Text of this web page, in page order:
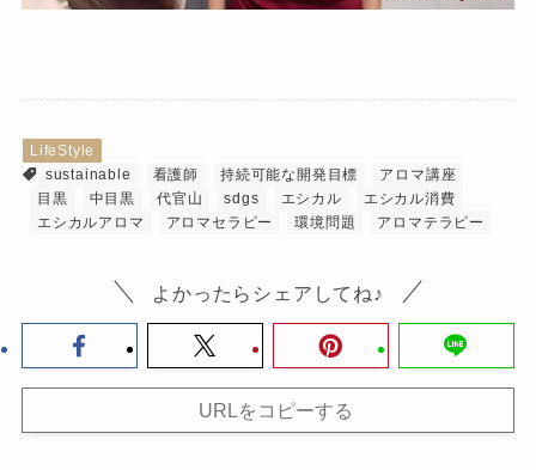
LifeStyle
sustainable
看護師 持続可能な開発目標
アロマ講座
目黒
中目黒 代官山 sdgs エシカル
エシカル消費
エシカルアロマ
アロマセラピー 環境問題 アロマテラピー
よかったらシェアしてね♪
URLをコピーする